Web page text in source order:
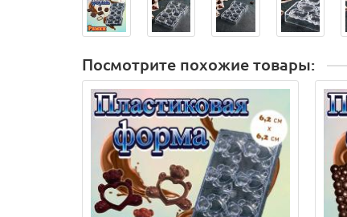
Посмотрите похожие товары: